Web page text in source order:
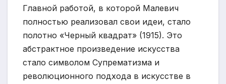
Главной работой, в которой Малевич
полностью реализовал свои идеи, стало
полотно «Черный квадрат» (1915). Это
абстрактное произведение искусства
стало символом Супрематизма и
революционного подхода в искусстве в